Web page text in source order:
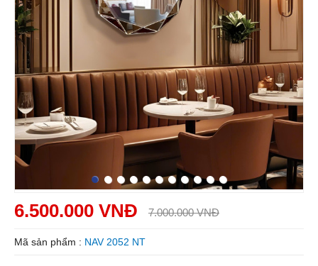
6.500.000 VNĐ 7.000.000 VNĐ
Mã sản phẩm : NAV 2052 NT